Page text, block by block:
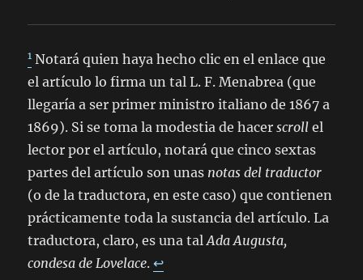
1 Notará quien haya hecho clic en el enlace que
el artículo lo firma un tal L. F. Menabrea (que
llegaría a ser primer ministro italiano de 1867 a
1869). Si se toma la modestia de hacerscroll el
lector por el artículo, notará que cinco sextas
partes del artículo son unas notas del traductor
(o de la traductora, en este caso) que contienen
prácticamente toda la sustancia del artículo. La
traductora, claro, es una talAda Augusta,
condesa de Lovelace.↩